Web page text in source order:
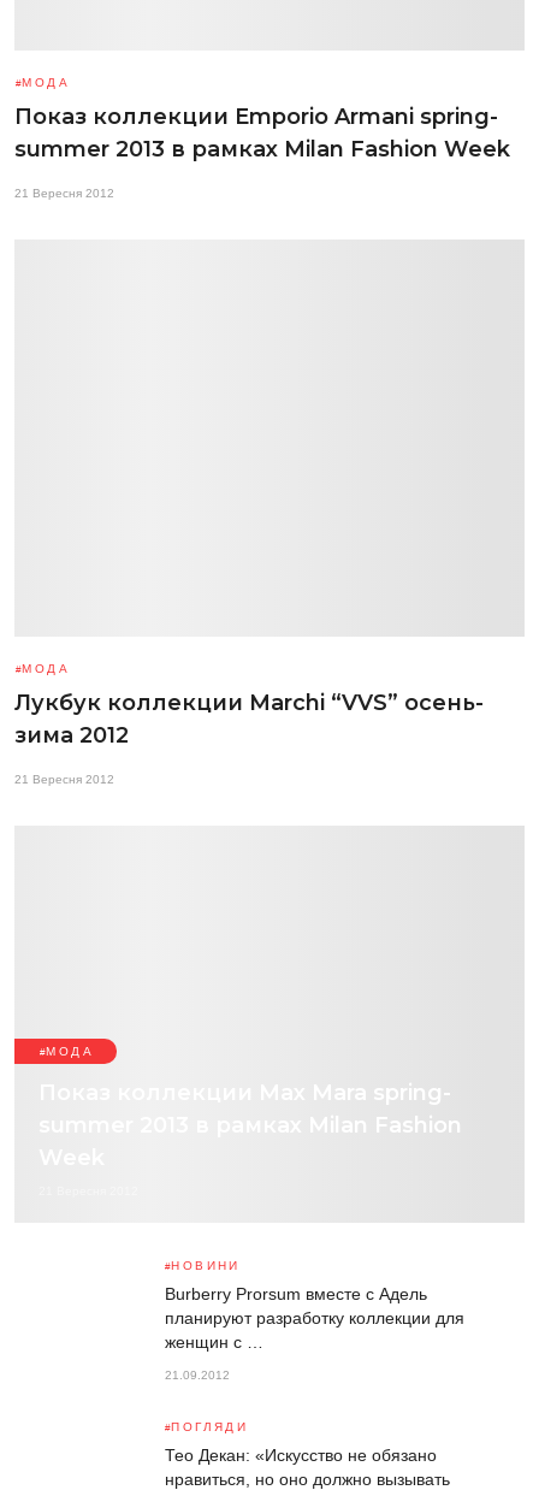
МОДА
Показ коллекции Emporio Armani spring-
summer 2013 в рамках Milan Fashion Week
21 Вересня 2012
МОДА
Лукбук коллекции Marchi “VVS” осень-
зима 2012
21 Вересня 2012
МОДА
Показ коллекции Max Mara spring-
summer 2013 в рамках Milan Fashion
НОВИНИ
Burberry Prorsum вместе с Адель
планируют разработку коллекции для
женщин с …
21.09.2012
ПОГЛЯДИ
Тео Декан: «Искусство не обязано
нравиться, но оно должно вызывать